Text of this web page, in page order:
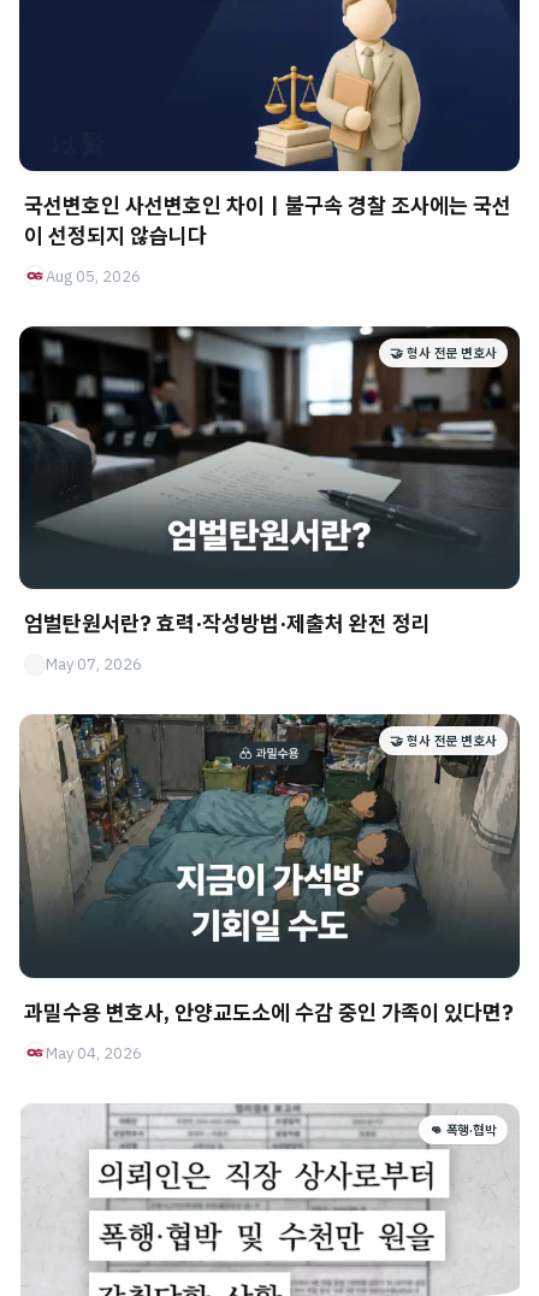
국선변호인 사선변호인 차이｜불구속 경찰 조사에는 국선
이 선정되지 않습니다
Aug 05, 2026
🤝 형사 전문 변호사
엄벌탄원서란? 효력·작성방법·제출처 완전 정리
May 07, 2026
🤝 형사 전문 변호사
과밀수용 변호사, 안양교도소에 수감 중인 가족이 있다면?
May 04, 2026
👊 폭행·협박